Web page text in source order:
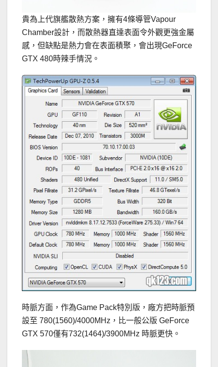
貴為上代旗艦散熱方案，擁有4條導管Vapour
Chamber設計，而散熱器直達表面令外觀更強金屬
感，但缺點是熱力會在表面積聚，會出現GeForce
GTX 480時辣手情況。
時脈方面，作為Game Pack特別版，廠方把時脈預
設至 780(1560)/4000MHz，比一般公版 GeForce
GTX 570僅有732(1464)/3900MHz 時脈更快。